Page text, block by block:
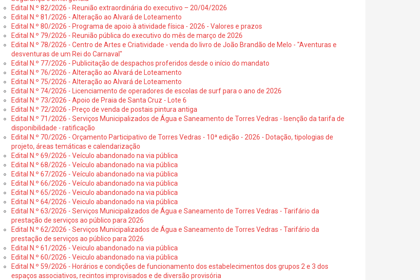
Edital N.º 82/2026 - Reunião extraordinária do executivo – 20/04/2026
Edital N.º 81/2026 - Alteração ao Alvará de Loteamento
Edital N.º 80/2026 - Programa de apoio à atividade física - 2026 - Valores e prazos
Edital N.º 79/2026 - Reunião pública do executivo do mês de março de 2026
Edital N.º 78/2026 - Centro de Artes e Criatividade - venda do livro de João Brandão de Melo - "Aventuras e
desventuras de um Rei do Carnaval"
Edital N.º 77/2026 - Publicitação de despachos proferidos desde o início do mandato
Edital N.º 76/2026 - Alteração ao Alvará de Loteamento
Edital N.º 75/2026 - Alteração ao Alvará de Loteamento
Edital N.º 74/2026 - Licenciamento de operadores de escolas de surf para o ano de 2026
Edital N.º 73/2026 - Apoio de Praia de Santa Cruz - Lote 6
Edital N.º 72/2026 - Preço de venda de postais pintura antiga
Edital N.º 71/2026 - Serviços Municipalizados de Água e Saneamento de Torres Vedras - Isenção da tarifa de
disponibilidade - ratificação
Edital N.º 70/2026 - Orçamento Participativo de Torres Vedras - 10ª edição - 2026 - Dotação, tipologias de
projeto, áreas temáticas e calendarização
Edital N.º 69/2026 - Veículo abandonado na via pública
Edital N.º 68/2026 - Veículo abandonado na via pública
Edital N.º 67/2026 - Veículo abandonado na via pública
Edital N.º 66/2026 - Veículo abandonado na via pública
Edital N.º 65/2026 - Veiculo abandonado na via pública
Edital N.º 64/2026 - Veiculo abandonado na via pública
Edital N.º 63/2026 - Serviços Municipalizados de Água e Saneamento de Torres Vedras - Tarifário da
prestação de serviços ao público para 2026
Edital N.º 62/2026 - Serviços Municipalizados de Água e Saneamento de Torres Vedras - Tarifário da
prestação de serviços ao público para 2026
Edital N.º 61/2026 - Veiculo abandonado na via pública
Edital N.º 60/2026 - Veiculo abandonado na via pública
Edital N.º 59/2026 - Horários e condições de funcionamento dos estabelecimentos dos grupos 2 e 3 dos
espaços associativos, recintos improvisados e de diversão provisória